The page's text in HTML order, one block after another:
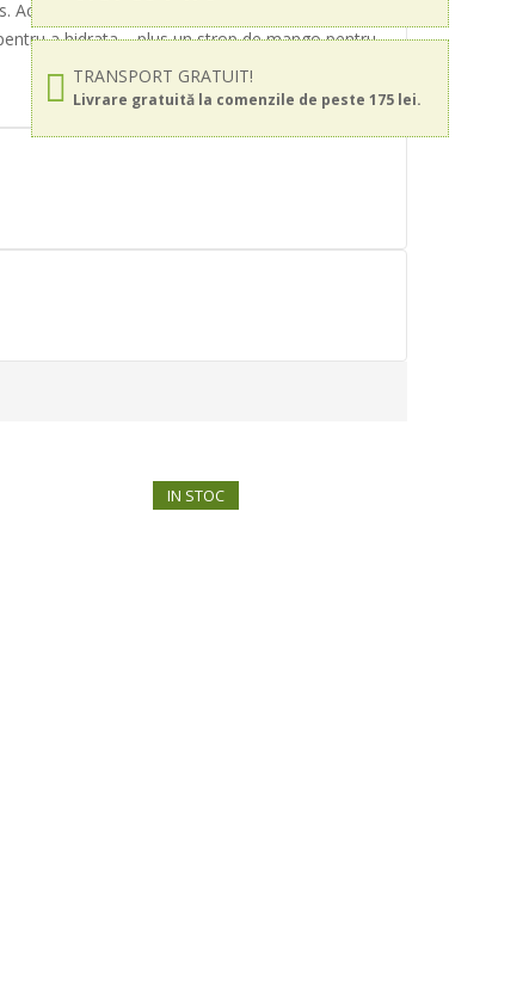
TRANSPORT GRATUIT!
Livrare gratuită la comenzile de peste 175 lei.
Acesta este infuzat cu amestecul nostru
a hidrata – plus un strop de mango pentru
IN STOC